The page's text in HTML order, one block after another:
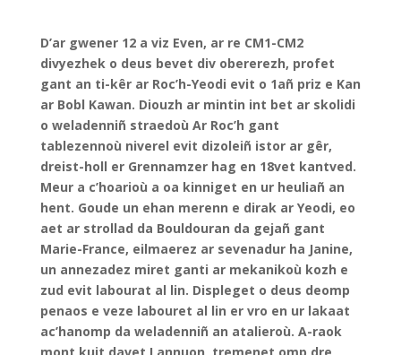
aet ar strollad da Bouldouran da gejañ gant
Marie-France, eilmaerez ar sevenadur ha Janine,
un annezadez miret ganti ar mekanikoù kozh e
zud evit labourat al lin. Displeget o deus deomp
penaos e veze labouret al lin er vro en ur lakaat
ac’hanomp da weladenniñ an atalieroù. A-raok
mont kuit davet Lannuon, tremenet omp dre
Dredarzeg a-benn gwelout routaerioù, seurt
poulloù e-lec’h ma veze lakaet ar c’horzennoù-lin
da vlotaat.
Le vendredi 12 juin 2026, les CM1-CM2 bilingues ont
vécu deux activités, offertes par la mairie de la Roche-
Jaudy pour leur 1er prix au Kan ar Bobl à Cavan. Le
matin, les élèves ont visité les rues de la Roche-Derrien
avec des tablettes numériques afin de découvrir l’histoire